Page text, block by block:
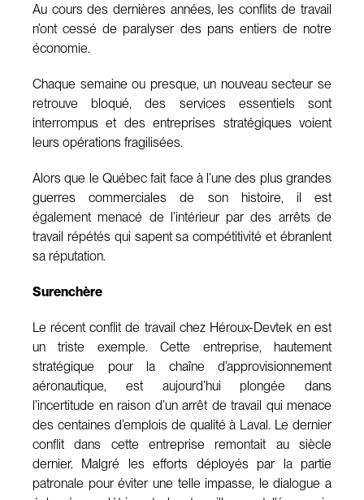
Au cours des dernières années, les conflits de travail
n’ont cessé de paralyser des pans entiers de notre
économie.
Chaque semaine ou presque, un nouveau secteur se
retrouve bloqué, des services essentiels sont
interrompus et des entreprises stratégiques voient
leurs opérations fragilisées.
Alors que le Québec fait face à l’une des plus grandes
guerres commerciales de son histoire, il est
également menacé de l’intérieur par des arrêts de
travail répétés qui sapent sa compétitivité et ébranlent
sa réputation.
Surenchère
Le récent conflit de travail chez Héroux-Devtek en est
un triste exemple. Cette entreprise, hautement
stratégique pour la chaîne d’approvisionnement
aéronautique, est aujourd’hui plongée dans
l’incertitude en raison d’un arrêt de travail qui menace
des centaines d’emplois de qualité à Laval. Le dernier
conflit dans cette entreprise remontait au siècle
dernier. Malgré les efforts déployés par la partie
patronale pour éviter une telle impasse, le dialogue a